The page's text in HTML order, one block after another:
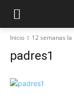
Inicio 12 semanas
padres1